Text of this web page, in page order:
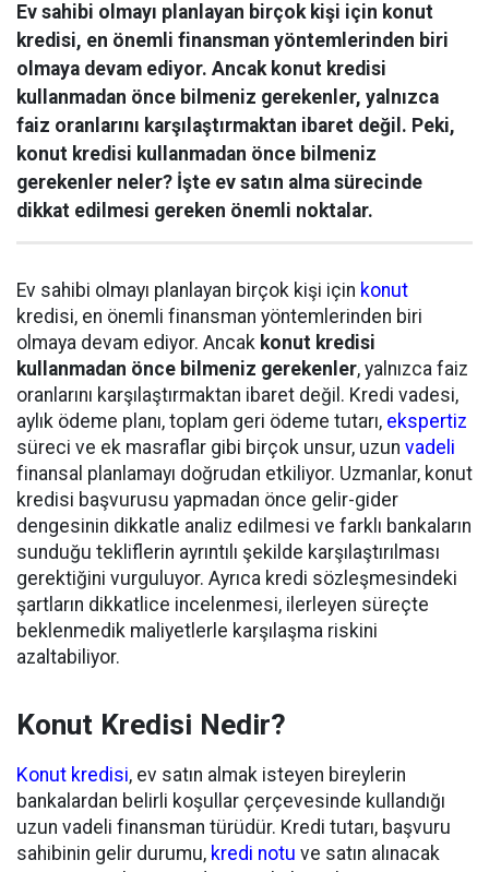
Ev sahibi olmayı planlayan birçok kişi için konut
kredisi, en önemli finansman yöntemlerinden biri
olmaya devam ediyor. Ancak konut kredisi
kullanmadan önce bilmeniz gerekenler, yalnızca
faiz oranlarını karşılaştırmaktan ibaret değil. Peki,
konut kredisi kullanmadan önce bilmeniz
gerekenler neler? İşte ev satın alma sürecinde
dikkat edilmesi gereken önemli noktalar.
Ev sahibi olmayı planlayan birçok kişi için konut
kredisi, en önemli finansman yöntemlerinden biri
olmaya devam ediyor. Ancak konut kredisi
kullanmadan önce bilmeniz gerekenler, yalnızca faiz
oranlarını karşılaştırmaktan ibaret değil. Kredi vadesi,
aylık ödeme planı, toplam geri ödeme tutarı, ekspertiz
süreci ve ek masraflar gibi birçok unsur, uzun vadeli
finansal planlamayı doğrudan etkiliyor. Uzmanlar, konut
kredisi başvurusu yapmadan önce gelir-gider
dengesinin dikkatle analiz edilmesi ve farklı bankaların
sunduğu tekliflerin ayrıntılı şekilde karşılaştırılması
gerektiğini vurguluyor. Ayrıca kredi sözleşmesindeki
şartların dikkatlice incelenmesi, ilerleyen süreçte
beklenmedik maliyetlerle karşılaşma riskini
azaltabiliyor.
Konut Kredisi Nedir?
Konut kredisi, ev satın almak isteyen bireylerin
bankalardan belirli koşullar çerçevesinde kullandığı
uzun vadeli finansman türüdür. Kredi tutarı, başvuru
sahibinin gelir durumu, kredi notu ve satın alınacak